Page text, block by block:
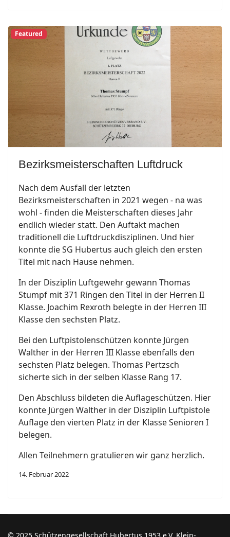
Featured
Bezirksmeisterschaften Luftdruck
Nach dem Ausfall der letzten
Bezirksmeisterschaften in 2021 wegen - na was
wohl - finden die Meisterschaften dieses Jahr
endlich wieder statt. Den Auftakt machen
traditionell die Luftdruckdisziplinen. Und hier
konnte die SG Hubertus auch gleich den ersten
Titel mit nach Hause nehmen.
In der Disziplin Luftgewehr gewann Thomas
Stumpf mit 371 Ringen den Titel in der Herren II
Klasse. Joachim Rexroth belegte in der Herren III
Klasse den sechsten Platz.
Bei den Luftpistolenschützen konnte Jürgen
Walther in der Herren III Klasse ebenfalls den
sechsten Platz belegen. Thomas Pertzsch
sicherte sich in der selben Klasse Rang 17.
Den Abschluss bildeten die Auflageschützen. Hier
konnte Jürgen Walther in der Disziplin Luftpistole
Auflage den vierten Platz in der Klasse Senioren I
belegen.
Allen Teilnehmern gratulieren wir ganz herzlich.
14. Februar 2022